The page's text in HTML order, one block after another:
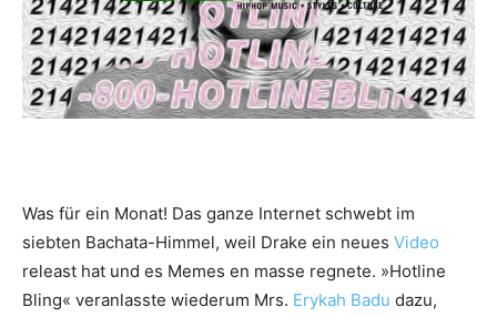
Was für ein Monat! Das ganze Internet schwebt im
siebten Bachata-Himmel, weil Drake ein neues Video
releast hat und es Memes en masse regnete. »Hotline
Bling« veranlasste wiederum Mrs. Erykah Badu dazu,